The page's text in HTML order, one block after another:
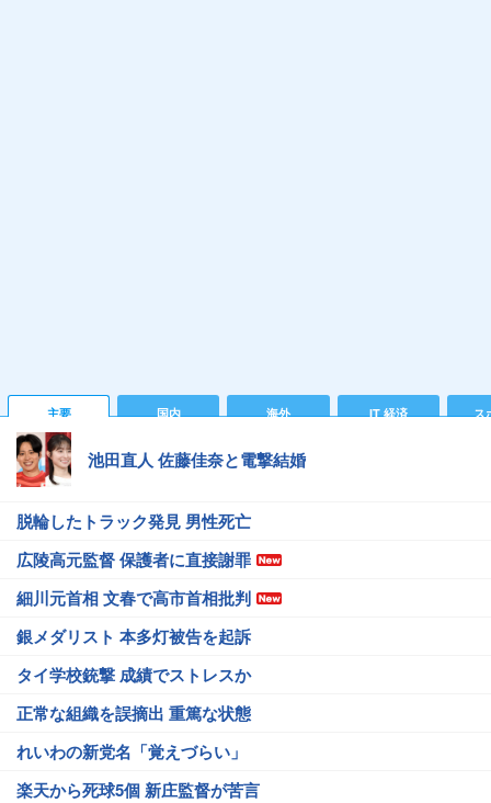
主要 国内 海外 IT 経済 ス
池田直人 佐藤佳奈と電撃結婚
脱輪したトラック発見 男性死亡
広陵高元監督 保護者に直接謝罪
細川元首相 文春で高市首相批判
銀メダリスト 本多灯被告を起訴
タイ学校銃撃 成績でストレスか
正常な組織を誤摘出 重篤な状態
れいわの新党名「覚えづらい」
楽天から死球5個 新庄監督が苦言